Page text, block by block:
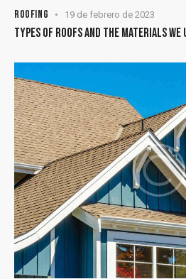
ROOFING 19 de febrero de 2023
TYPES OF ROOFS AND THE MATERIALS WE